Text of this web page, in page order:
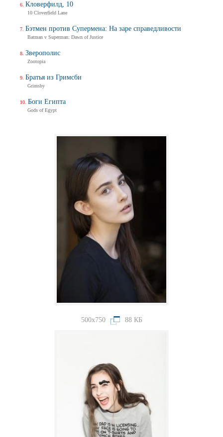
500x750 88 КБ
Кловерфилд, 10
10 Cloverfield Lane
Бэтмен против Супермена: На заре справедливости
Batman v Superman: Dawn of Justice
Зверополис
Zootopia
Братья из Гримсби
Grimsby
Боги Египта
Gods of Egypt